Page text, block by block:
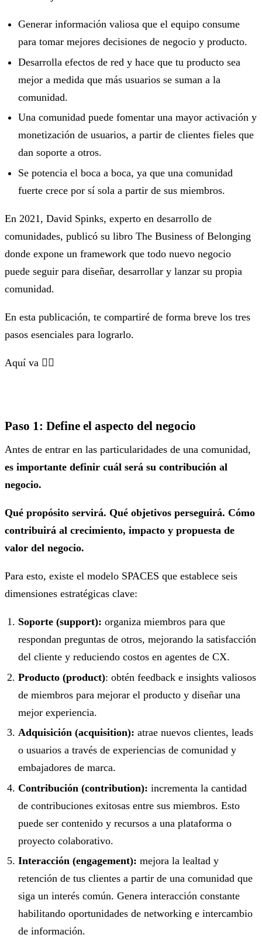
Generar información valiosa que el equipo consume
para tomar mejores decisiones de negocio y producto.
Desarrolla efectos de red y hace que tu producto sea
mejor a medida que más usuarios se suman a la
comunidad.
Una comunidad puede fomentar una mayor activación y
monetización de usuarios, a partir de clientes fieles que
dan soporte a otros.
Se potencia el boca a boca, ya que una comunidad
fuerte crece por sí sola a partir de sus miembros.
En 2021, David Spinks, experto en desarrollo de
comunidades, publicó su libro The Business of Belonging
donde expone un framework que todo nuevo negocio
puede seguir para diseñar, desarrollar y lanzar su propia
comunidad.
En esta publicación, te compartiré de forma breve los tres
pasos esenciales para lograrlo.
Aquí va 👇🏼
Paso 1: Define el aspecto del negocio
Antes de entrar en las particularidades de una comunidad,
es importante definir cuál será su contribución al
negocio.
Qué propósito servirá. Qué objetivos perseguirá. Cómo
contribuirá al crecimiento, impacto y propuesta de
valor del negocio.
Para esto, existe el modelo SPACES que establece seis
dimensiones estratégicas clave:
Soporte (support): organiza miembros para que
respondan preguntas de otros, mejorando la satisfacción
del cliente y reduciendo costos en agentes de CX.
Producto (product): obtén feedback e insights valiosos
de miembros para mejorar el producto y diseñar una
mejor experiencia.
Adquisición (acquisition): atrae nuevos clientes, leads
o usuarios a través de experiencias de comunidad y
embajadores de marca.
Contribución (contribution): incrementa la cantidad
de contribuciones exitosas entre sus miembros. Esto
puede ser contenido y recursos a una plataforma o
proyecto colaborativo.
Interacción (engagement): mejora la lealtad y
retención de tus clientes a partir de una comunidad que
siga un interés común. Genera interacción constante
habilitando oportunidades de networking e intercambio
de información.